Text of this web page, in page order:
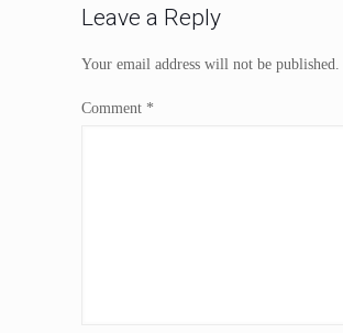
Leave a Reply
Your email address will not be published.
Comment *